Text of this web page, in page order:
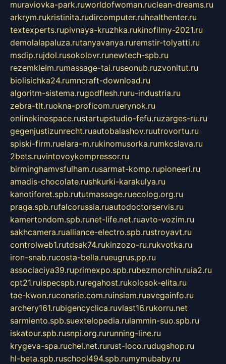
muraviovka-park.ruworldofwoman.ruclean-dreams.ru
arkrym.rukristinita.rudircomputer.ruhealthenter.ru
textexperts.rupivnaya-kruzhka.rukinofilmy-2021.ru
demolalapaluza.rutanyavanya.ruremstir-tolyatti.ru
msdip.rujdol.rusokolovr.runewtech-spb.ru
rezemkleim.rumassage-tai.ruseonub.ruzvonitut.ru
biolisichka24.rumncraft-download.ru
algoritm-sistema.rugodflesh.ruru-industria.ru
zebra-tlt.ruokna-proficom.ruerynok.ru
onlinekinospace.rustartupstudio-fefu.ruzarges-ru.ru
gegenjustizunrecht.ruautobalashov.ruutrovortu.ru
spiski-firm.ruelara-m.rukinomusorka.rumkcslava.ru
2bets.ruvintovoykompressor.ru
birminghamvsfulham.rusarmat-komp.rupioneeri.ru
amadis-chocolate.rushkurki-karakulya.ru
kanotiforet.spb.rututmassage.ruecolog.org.ru
praga.spb.rufalcorussia.ruautodoctorservis.ru
kamertondom.spb.runet-life.net.ruavto-vozim.ru
sakhcamera.rualliance-electro.spb.rustroyavt.ru
controlweb1.rutdsak74.rukinzozo-ru.rukvotka.ru
iron-snab.rucosta-bella.rueugrus.pp.ru
associaciya39.ruprimexpo.spb.rubezmorchin.ruia2.ru
cpt21.ruispecspb.ruregahost.rukolosok-elita.ru
tae-kwon.ruconsrio.com.ruinsiam.ruavegainfo.ru
archery161.rubigencyclica.ruvlast16.rukorru.net
sarmiento.spb.suextelopedia.rulammin-suo.spb.ru
iskatour.spb.rusnpi.org.rurunning-line.ru
krygeva-spa.ruchel.net.rurust-loco.rudugshop.ru
hl-beta.spb.ruschool494.spb.rumymubaby.ru